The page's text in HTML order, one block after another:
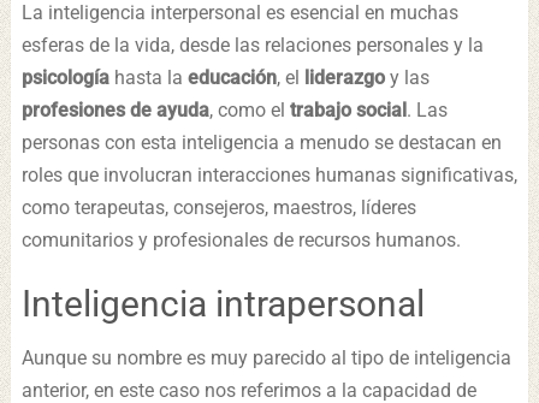
La inteligencia interpersonal es esencial en muchas
esferas de la vida, desde las relaciones personales y la
psicología hasta la educación, el liderazgo y las
profesiones de ayuda, como el trabajo social. Las
personas con esta inteligencia a menudo se destacan en
roles que involucran interacciones humanas significativas,
como terapeutas, consejeros, maestros, líderes
comunitarios y profesionales de recursos humanos.
Inteligencia intrapersonal
Aunque su nombre es muy parecido al tipo de inteligencia
anterior, en este caso nos referimos a la capacidad de